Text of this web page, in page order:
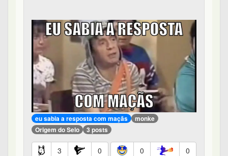
eu sabia a resposta com maçãs
monke
Origem do Selo
3 posts
3 0 0 0